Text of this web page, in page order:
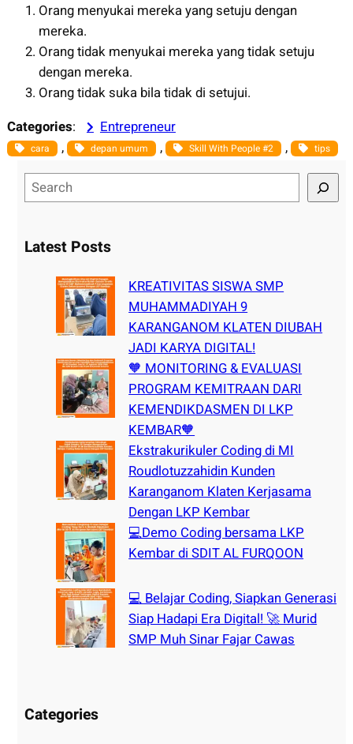
Orang menyukai mereka yang setuju dengan
mereka.
Orang tidak menyukai mereka yang tidak setuju
dengan mereka.
Orang tidak suka bila tidak di setujui.
Categories: Entrepreneur
cara , depan umum , Skill With People #2 , tips
e
rLatest Posts
KREATIVITAS SISWA SMP
MUHAMMADIYAH 9
KARANGANOM KLATEN DIUBAH
JADI KARYA DIGITAL!
🧡 MONITORING & EVALUASI
PROGRAM KEMITRAAN DARI
KEMENDIKDASMEN DI LKP
KEMBAR🧡
Ekstrakurikuler Coding di MI
Roudlotuzzahidin Kunden
Karanganom Klaten Kerjasama
Dengan LKP Kembar
💻Demo Coding bersama LKP
Kembar di SDIT AL FURQOON
💻 Belajar Coding, Siapkan Generasi
Siap Hadapi Era Digital! 🚀 Murid
SMP Muh Sinar Fajar Cawas
Categories